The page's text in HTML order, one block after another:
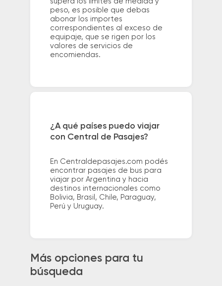
peso, es posible que debas
abonar los importes
correspondientes al exceso de
equipaje, que se rigen por los
valores de servicios de
encomiendas.
¿A qué países puedo viajar
con Central de Pasajes?
En Centraldepasajes.com podés
encontrar pasajes de bus para
viajar por Argentina y hacia
destinos internacionales como
Bolivia, Brasil, Chile, Paraguay,
Perú y Uruguay.
Más opciones para tu
búsqueda